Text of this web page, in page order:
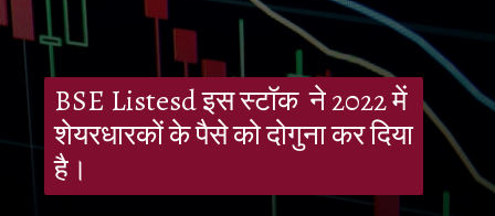
BSE Listesd इस स्टॉक ने 2022 में
शेयरधारकों के पैसे को दोगुना कर दिया
है।